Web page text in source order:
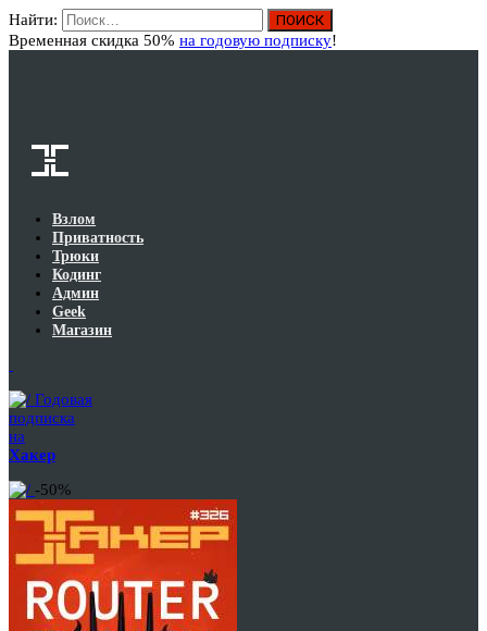
Найти:
Временная скидка 50% на годовую подписку!
Взлом
Приватность
Трюки
Кодинг
Админ
Geek
Магазин
Годовая
подписка
на
Хакер
-50%